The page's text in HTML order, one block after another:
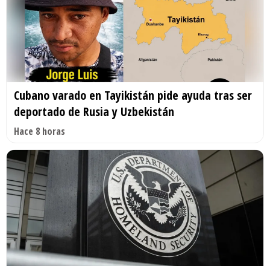
Cubano varado en Tayikistán pide ayuda tras ser
deportado de Rusia y Uzbekistán
Hace 8 horas